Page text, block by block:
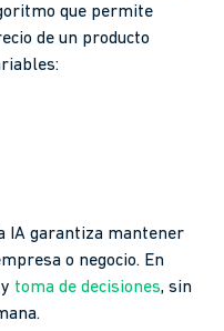
que permite
de un producto
IA garantiza mantener
o negocio. En
toma de decisiones, sin